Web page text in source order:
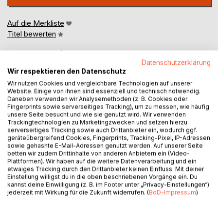
Auf die Merkliste
Titel bewerten
BESCHREIBUNG
Ein tragisches Schicksal zwischen Adel, Jetset und
internationalen Intrigen: Helene, Herzogin zu Mecklenburg-
Strelitz, stürzte 1962 unter mysteriösen Umständen mit
einem Sportflugzeug ab. Es ist ein Unglück, das
Spekulationen um Spionage und Mord auslöste.
Dieses Buch deckt auf, was wirklich geschah: Die Autoren
rekonstruieren akribisch die Ereignisse, widerlegen falsche
Datenschutzerklärung
Wir respektieren den Datenschutz
Wir nutzen Cookies und vergleichbare Technologien auf unserer
Website. Einige von ihnen sind essenziell und technisch notwendig.
Daneben verwenden wir Analysemethoden (z. B. Cookies oder
Fingerprints sowie serverseitiges Tracking), um zu messen, wie häufig
unsere Seite besucht und wie sie genutzt wird. Wir verwenden
Trackingtechnologien zu Marketingzwecken und setzen hierzu
serverseitiges Tracking sowie auch Drittanbieter ein, wodurch ggf.
geräteübergreifend Cookies, Fingerprints, Tracking-Pixel, IP-Adressen
sowie gehashte E-Mail-Adressen genutzt werden. Auf unserer Seite
betten wir zudem Drittinhalte von anderen Anbietern ein (Video-
Plattformen). Wir haben auf die weitere Datenverarbeitung und ein
etwaiges Tracking durch den Drittanbieter keinen Einfluss. Mit deiner
Einstellung willigst du in die oben beschriebenen Vorgänge ein. Du
kannst deine Einwilligung (z. B. im Footer unter „Privacy-Einstellungen“)
jederzeit mit Wirkung für die Zukunft widerrufen. (BoD-Impressum)